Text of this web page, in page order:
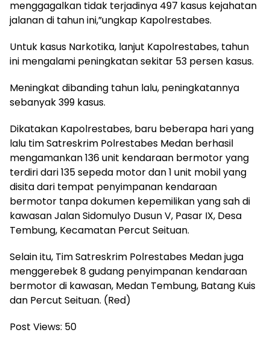
menggagalkan tidak terjadinya 497 kasus kejahatan
jalanan di tahun ini,”ungkap Kapolrestabes.
‎Untuk kasus Narkotika, lanjut Kapolrestabes, tahun
ini mengalami peningkatan sekitar 53 persen kasus.
‎Meningkat dibanding tahun lalu, peningkatannya
sebanyak 399 kasus.
‎Dikatakan Kapolrestabes, baru beberapa hari yang
lalu tim Satreskrim Polrestabes Medan berhasil
mengamankan 136 unit kendaraan bermotor yang
terdiri dari 135 sepeda motor dan 1 unit mobil yang
disita dari tempat penyimpanan kendaraan
bermotor tanpa dokumen kepemilikan yang sah di
kawasan Jalan Sidomulyo Dusun V, Pasar IX, Desa
Tembung, Kecamatan Percut Seituan.
‎Selain itu, Tim Satreskrim Polrestabes Medan juga
menggerebek 8 gudang penyimpanan kendaraan
bermotor di kawasan, Medan Tembung, Batang Kuis
dan Percut Seituan. (Red)
Post Views: 50